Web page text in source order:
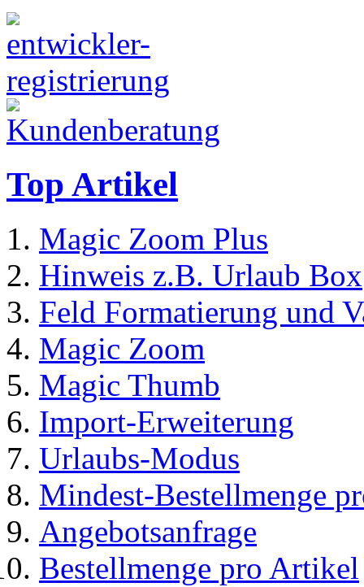
Top Artikel
Magic Zoom Plus
Hinweis z.B. Urlaub Box
Feld Formatierung und
Magic Zoom
Magic Thumb
Import-Erweiterung
Urlaubs-Modus
Mindest-Bestellmenge
Angebotsanfrage
Bestellmenge pro Artikel